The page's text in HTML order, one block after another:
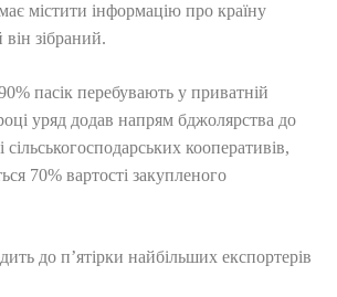
містити інформацію про країну
зібраний.
пасік перебувають у приватній
уряд додав напрям бджолярства до
сільськогосподарських кооперативів,
70% вартості закупленого
до п’ятірки найбільших експортерів